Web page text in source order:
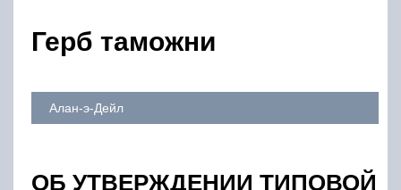
Герб таможни
Алан-э-Дейл
ОБ УТВЕРЖДЕНИИ ТИПОВОЙ